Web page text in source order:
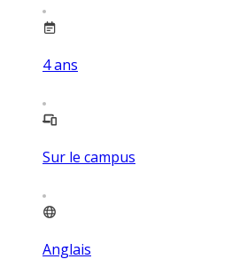
4ans
Sur le campus
Anglais